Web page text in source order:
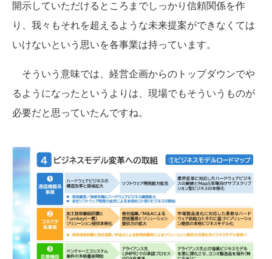
開示していただけるところまでしっかり信頼関係を作
り、我々もそれを超えるような未来提案ができなくては
いけないという思いを各事業は持っています。
そういう意味では、経営企画からのトップダウンでや
るようになったというよりは、現場でもそういうものが
必要だと思っていたんですね。